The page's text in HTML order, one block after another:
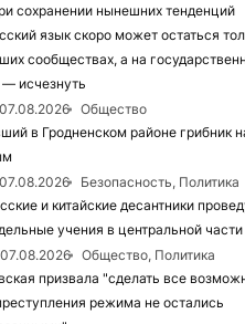
сохранении нынешних тенденций
язык скоро может остаться
сообществах, а на
исчезнуть
07.08.2026
Общество
в Гродненском районе грибник
07.08.2026
Безопасность, Политика
и китайские десантники
учения в центральной
07.08.2026
Общество, Политика
призвала "сделать все
режима не остались